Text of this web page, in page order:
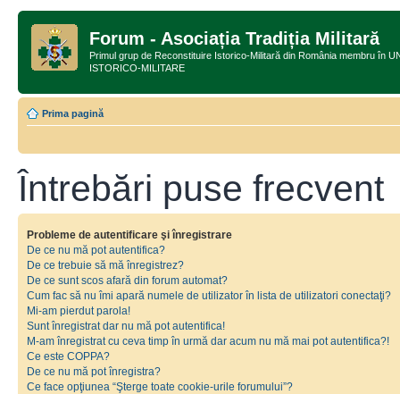
Forum - Asociația Tradiția Militară
Primul grup de Reconstituire Istorico-Militară din România membru în
ISTORICO-MILITARE
Prima pagină
Întrebări puse frecvent
Probleme de autentificare şi înregistrare
De ce nu mă pot autentifica?
De ce trebuie să mă înregistrez?
De ce sunt scos afară din forum automat?
Cum fac să nu îmi apară numele de utilizator în lista de utilizatori conectaţi?
Mi-am pierdut parola!
Sunt înregistrat dar nu mă pot autentifica!
M-am înregistrat cu ceva timp în urmă dar acum nu mă mai pot autentifica?!
Ce este COPPA?
De ce nu mă pot înregistra?
Ce face opţiunea “Şterge toate cookie-urile forumului”?